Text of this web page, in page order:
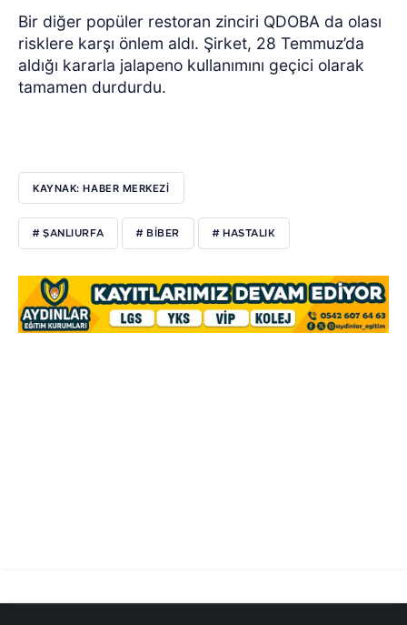
Bir diğer popüler restoran zinciri QDOBA da olası
risklere karşı önlem aldı. Şirket, 28 Temmuz’da
aldığı kararla jalapeno kullanımını geçici olarak
tamamen durdurdu.
KAYNAK: HABER MERKEZİ
# ŞANLIURFA # BIBER # HASTALIK